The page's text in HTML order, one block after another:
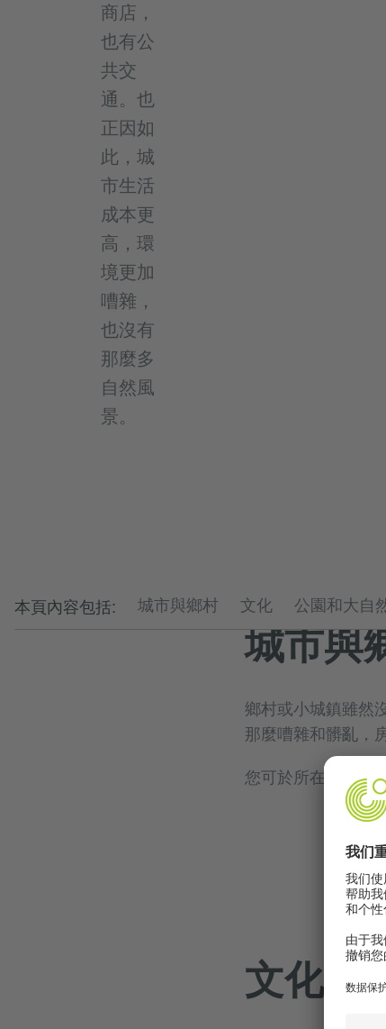
商店，
也有公
共交
通。也
正因如
此，城
市生活
成本更
高，環
境更加
嘈雜，
也沒有
那麼多
自然風
景。
本頁內容包括: 城市與鄉村 文化 公園和大自
城市與
鄉村或小城鎮雖然
那麼嘈雜和髒亂，
您可於所在城市/居
文化